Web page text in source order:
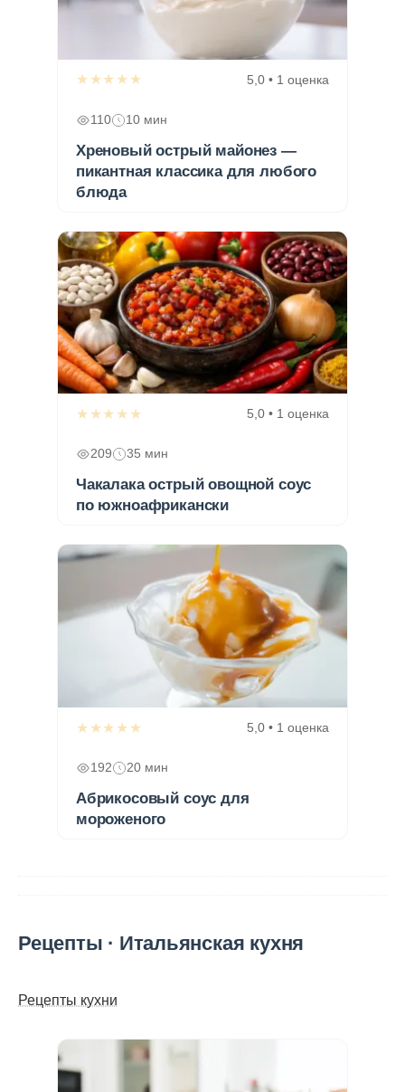
★★★★★ 5,0 • 1 оценка
110 10 мин
Хреновый острый майонез —
пикантная классика для любого
блюда
★★★★★ 5,0 • 1 оценка
209 35 мин
Чакалака острый овощной соус
по южноафрикански
★★★★★ 5,0 • 1 оценка
192 20 мин
Абрикосовый соус для
мороженого
Рецепты · Итальянская кухня
Рецепты кухни